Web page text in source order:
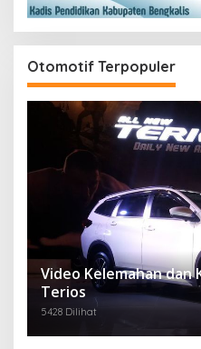
Otomotif Terpopuler
Video Kelemahan dan
Terios
5428 Dilihat